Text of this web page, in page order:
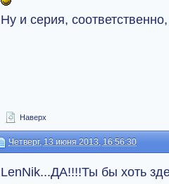
Ну и серия,
Наверх
Четверг, 13 июня 2013, 16:56:30
LenNik...ДА!!!!Ты бы хоть